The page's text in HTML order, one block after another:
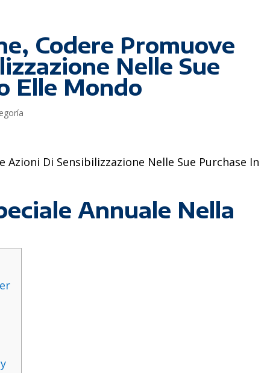
Codere Promuove
Nelle Sue
Elle Mondo
Azioni Di Sensibilizzazione Nelle Sue Purchase In
Annuale Nella